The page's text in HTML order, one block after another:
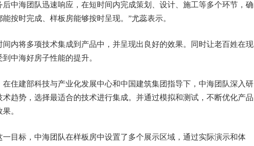
后中海团队迅速响应，在短时间内完成策划、设计、施工等多个环节，确
按时完成、样板房能够按时呈现。”尤蕊表示。
间内将多项技术集成到产品中，并呈现出良好的效果。同时让老百姓在现
中海好房子性能的提升。
在住建部科技与产业化发展中心和中国建筑集团指导下，中海团队深入研
术趋势，选择最适合的技术进行集成。并通过模拟和测试，不断优化产品
。
一目标，中海团队在样板房中设置了多个展示区域，通过实际演示和体